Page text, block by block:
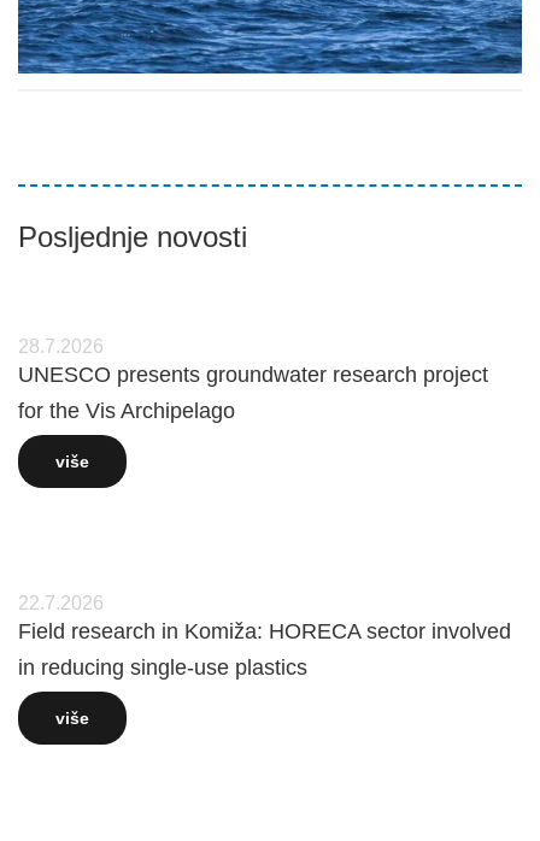
Posljednje novosti
28.7.2026
UNESCO presents groundwater research project
for the Vis Archipelago
više
22.7.2026
Field research in Komiža: HORECA sector involved
in reducing single-use plastics
više